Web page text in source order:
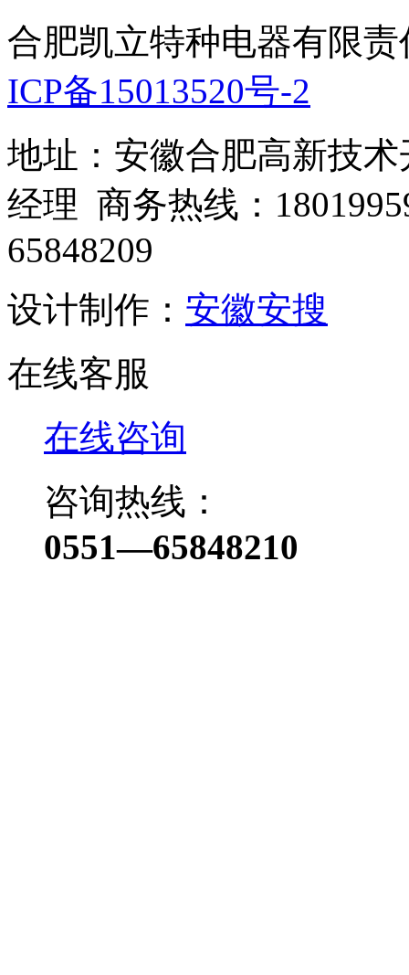
合肥凯立特种电器有限
ICP备15013520号-2
地址：安徽合肥高新技
经理 商务热线：
65848209
设计制作： 安徽安搜
在线客服
在线咨询
咨询热线：
0551—65848210